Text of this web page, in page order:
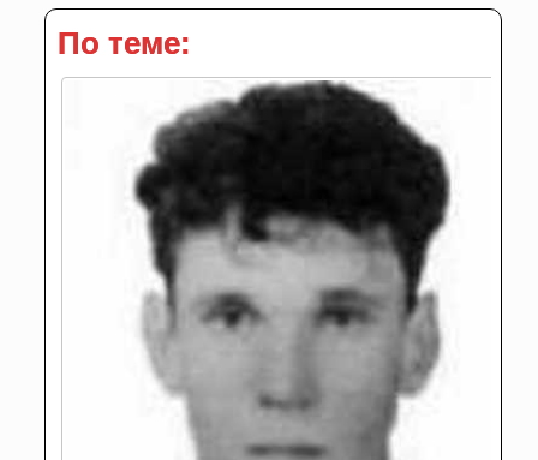
По теме: